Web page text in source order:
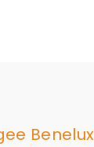
Benelux